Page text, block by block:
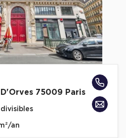
75009 Paris
divisibles
an